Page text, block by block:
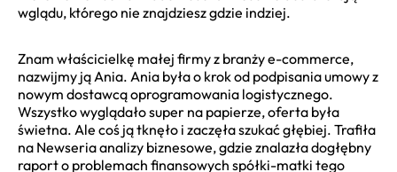
wglądu, którego nie znajdziesz gdzie indziej.
Znam właścicielkę małej firmy z branży e-commerce,
nazwijmy ją Ania. Ania była o krok od podpisania umowy z
nowym dostawcą oprogramowania logistycznego.
Wszystko wyglądało super na papierze, oferta była
świetna. Ale coś ją tknęło i zaczęła szukać głębiej. Trafiła
na Newseria analizy biznesowe, gdzie znalazła dogłębny
raport o problemach finansowych spółki-matki tego